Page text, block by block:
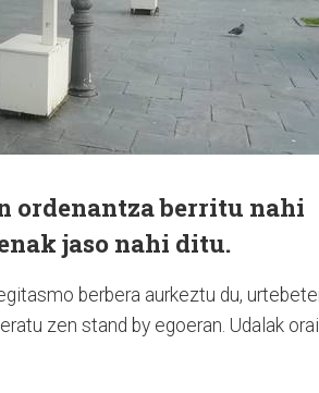
ordenantza berritu nahi
jaso nahi ditu.
berbera aurkeztu du,
zen stand by egoeran. Udalak